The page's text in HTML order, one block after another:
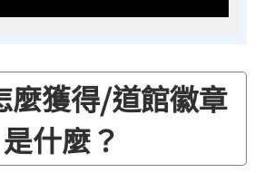
麼獲得/道館徽章
是什麼？